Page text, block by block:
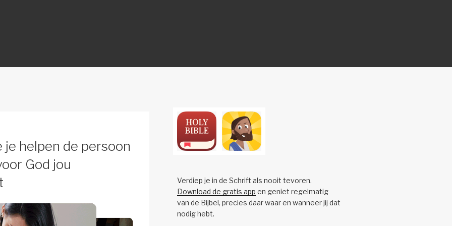
helpen de persoon
God jou
Verdiep je in de Schrift als nooit tevoren.
Download de gratis app en geniet regelmatig
van de Bijbel, precies daar waar en wanneer jij dat
nodig hebt.